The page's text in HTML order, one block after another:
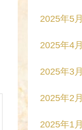
2025年5月
2025年4月
2025年3月
2025年2月
2025年1月